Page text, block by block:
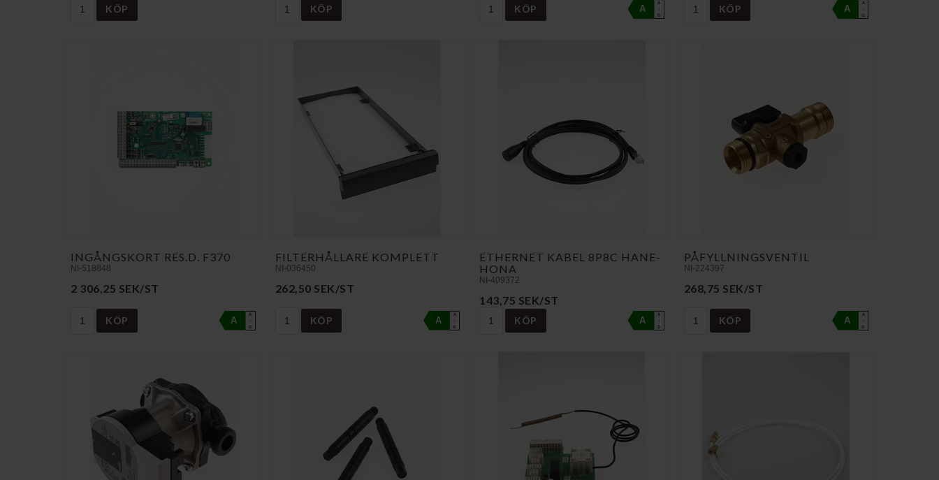
KÖP KÖP KÖP A
A
↑
G
KÖP A
A
↑
G
INGÅNGSKORT RES.D. F370
NI-518848
2 306,25 SEK/ST
KÖP A
A
↑
G
FILTERHÅLLARE KOMPLETT
NI-036450
262,50 SEK/ST
KÖP A
A
↑
G
ETHERNET KABEL 8P8C HANE-
HONA
NI-409372
143,75 SEK/ST
KÖP A
A
↑
G
PÅFYLLNINGSVENTIL
NI-224397
268,75 SEK/ST
KÖP A
A
↑
G